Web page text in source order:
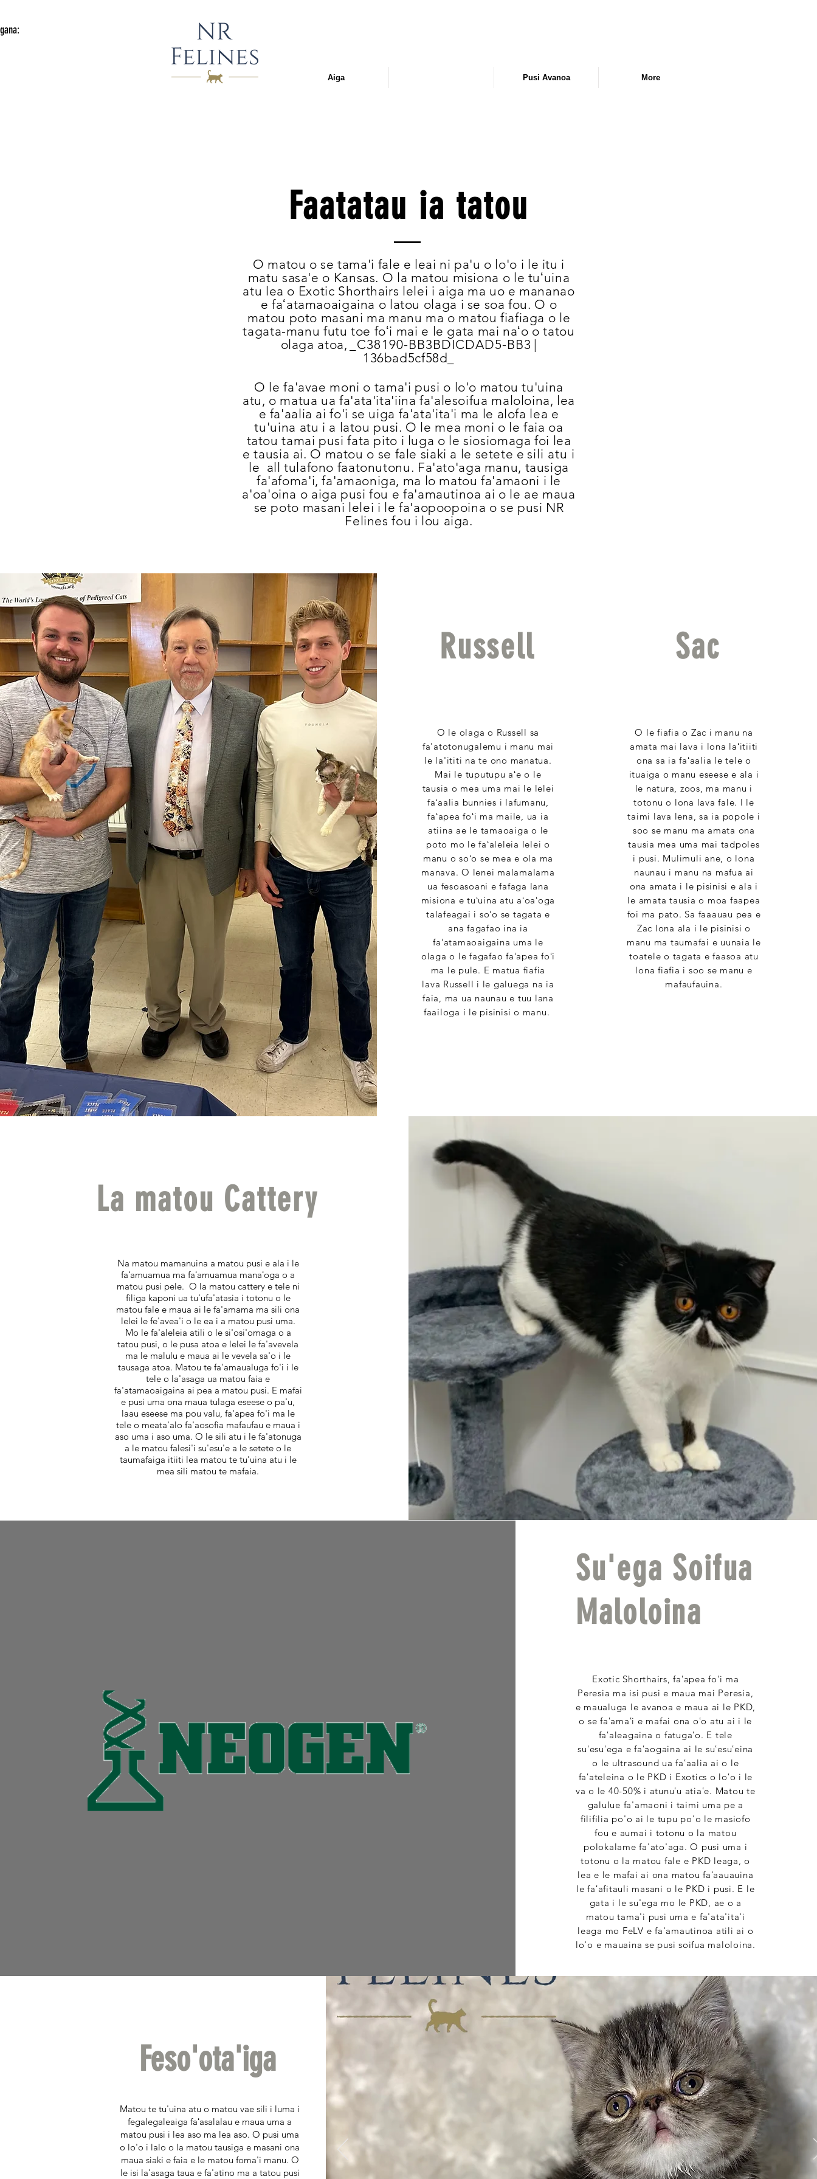
Aiga Pusi Avanoa More
Faatatau ia tatou
O matou o se tama'i fale e leai ni pa'u o lo'o i le itu i
matu sasa'e o Kansas. O la matou misiona o le tuʻuina
atu lea o Exotic Shorthairs lelei i aiga ma uo e mananao
e faʻatamaoaigaina o latou olaga i se soa fou. O o
matou poto masani ma manu ma o matou fiafiaga o le
tagata-manu futu toe foʻi mai e le gata mai naʻo o tatou
olaga atoa,
_C38190-BB3BDICDAD5-BB3 |
136bad5cf58d_
O le fa'avae moni o tama'i pusi o lo'o matou tu'uina
atu, o matua ua fa'ata'ita'iina fa'alesoifua maloloina, lea
e fa'aalia ai fo'i se uiga fa'ata'ita'i ma le alofa lea e
tu'uina atu i a latou pusi. O le mea moni o le faia oa
tatou tamai pusi fata pito i luga o le siosiomaga foi lea
e tausia ai. O matou o se fale siaki a le setete e sili atu i
le all tulafono faatonutonu. Fa'ato'aga manu, tausiga
fa'afoma'i, fa'amaoniga, ma lo matou fa'amaoni i le
a'oa'oina o aiga pusi fou e fa'amautinoa ai o le ae maua
se poto masani lelei i le fa'aopoopoina o se pusi NR
Felines fou i lou aiga.
Russell
O le olaga o Russell sa
fa'atotonugalemu i manu mai
le la'ititi na te ono manatua.
Mai le tuputupu aʻe o le
tausia o mea uma mai le lelei
faʻaalia bunnies i lafumanu,
faʻapea foʻi ma maile, ua ia
atiina ae le tamaoaiga o le
poto mo le faʻaleleia lelei o
manu o soʻo se mea e ola ma
manava. O lenei malamalama
ua fesoasoani e fafaga lana
misiona e tuʻuina atu aʻoaʻoga
talafeagai i soʻo se tagata e
ana fagafao ina ia
faʻatamaoaigaina uma le
olaga o le fagafao faʻapea foʻi
ma le pule. E matua fiafia
lava Russell i le galuega na ia
faia, ma ua naunau e tuu lana
faailoga i le pisinisi o manu.
Sac
O le fiafia o Zac i manu na
amata mai lava i lona laʻitiiti
ona sa ia faʻaalia le tele o
ituaiga o manu eseese e ala i
le natura, zoos, ma manu i
totonu o lona lava fale. I le
taimi lava lena, sa ia popole i
soo se manu ma amata ona
tausia mea uma mai tadpoles
i pusi. Mulimuli ane, o lona
naunau i manu na mafua ai
ona amata i le pisinisi e ala i
le amata tausia o moa faapea
foi ma pato. Sa faaauau pea e
Zac lona ala i le pisinisi o
manu ma taumafai e uunaia le
toatele o tagata e faasoa atu
lona fiafia i soo se manu e
mafaufauina.
La matou Cattery
Na matou mamanuina a matou pusi e ala i le
faʻamuamua ma faʻamuamua manaʻoga o a
matou pusi pele. O la matou cattery e tele ni
filiga kaponi ua tu'ufa'atasia i totonu o le
matou fale e maua ai le fa'amama ma sili ona
lelei le fe'avea'i o le ea i a matou pusi uma.
Mo le fa'aleleia atili o le si'osi'omaga o a
tatou pusi, o le pusa atoa e lelei le fa'avevela
ma le malulu e maua ai le vevela sa'o i le
tausaga atoa. Matou te fa'amaualuga fo'i i le
tele o la'asaga ua matou faia e
fa'atamaoaigaina ai pea a matou pusi. E mafai
e pusi uma ona maua tulaga eseese o pa'u,
laau eseese ma pou valu, fa'apea fo'i ma le
tele o meata'alo fa'aosofia mafaufau e maua i
aso uma i aso uma. O le sili atu i le fa'atonuga
a le matou falesi'i su'esu'e a le setete o le
taumafaiga itiiti lea matou te tu'uina atu i le
mea sili matou te mafaia.
Su'ega Soifua
Maloloina
Exotic Shorthairs, faʻapea foʻi ma
Peresia ma isi pusi e maua mai Peresia,
e maualuga le avanoa e maua ai le PKD,
o se faʻamaʻi e mafai ona oʻo atu ai i le
faʻaleagaina o fatugaʻo. E tele
suʻesuʻega e faʻaogaina ai le suʻesuʻeina
o le ultrasound ua faʻaalia ai o le
faʻateleina o le PKD i Exotics o loʻo i le
va o le 40-50% i atunuʻu atiaʻe. Matou te
galulue fa'amaoni i taimi uma pe a
filifilia po'o ai le tupu po'o le masiofo
fou e aumai i totonu o la matou
polokalame fa'ato'aga. O pusi uma i
totonu o la matou fale e PKD leaga, o
lea e le mafai ai ona matou faʻaauauina
le faʻafitauli masani o le PKD i pusi. E le
gata i le su'ega mo le PKD, ae o a
matou tama'i pusi uma e fa'ata'ita'i
leaga mo FeLV e fa'amautinoa atili ai o
lo'o e mauaina se pusi soifua maloloina.
Feso'ota'iga
Matou te tu'uina atu o matou vae sili i luma i
fegalegaleaiga faʻasalalau e maua uma a
matou pusi i lea aso ma lea aso. O pusi uma
o lo'o i lalo o la matou tausiga e masani ona
maua siaki e faia e le matou foma'i manu. O
le isi la'asaga taua e fa'atino ma a tatou pusi